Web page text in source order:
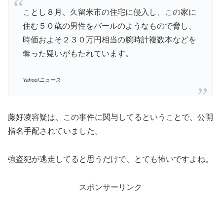
ことし８月、久留米市の住宅に侵入し、この家に
住む５０歳の男性をバールのようなもので脅し、
時価およそ２３０万円相当の腕時計複数本などを
奪った疑いがもたれています。
Yahoo!ニュース
藤好凌容疑は、この事件に関与してるということで、公開
指名手配されていました。
強盗犯が逃走してると思うだけで、とても怖いですよね。
スポンサーリンク